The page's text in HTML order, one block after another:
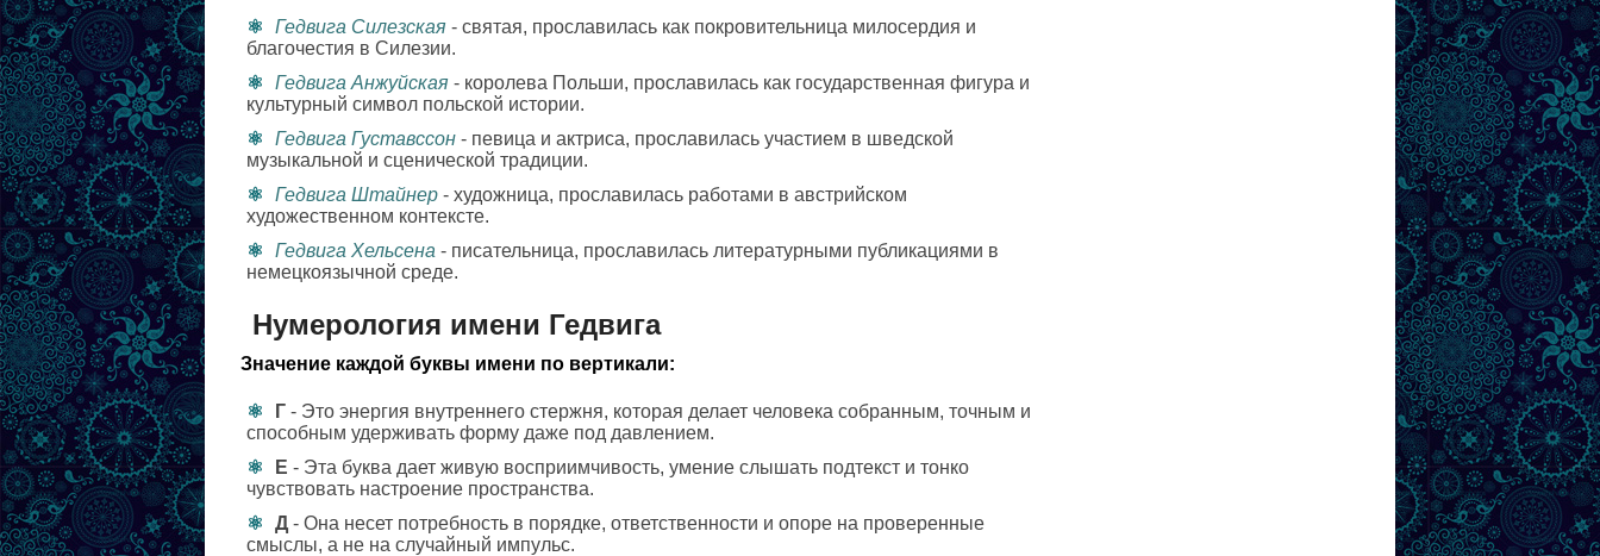
Гедвига Силезская - святая, прославилась как покровительница милосердия и
благочестия в Силезии.
Гедвига Анжуйская - королева Польши, прославилась как государственная фигура и
культурный символ польской истории.
Гедвига Густавссон - певица и актриса, прославилась участием в шведской
музыкальной и сценической традиции.
Гедвига Штайнер - художница, прославилась работами в австрийском
художественном контексте.
Гедвига Хельсена - писательница, прославилась литературными публикациями в
немецкоязычной среде.
Нумерология имени Гедвига
Значение каждой буквы имени по вертикали:
Г - Это энергия внутреннего стержня, которая делает человека собранным, точным и
способным удерживать форму даже под давлением.
Е - Эта буква дает живую восприимчивость, умение слышать подтекст и тонко
чувствовать настроение пространства.
Д - Она несет потребность в порядке, ответственности и опоре на проверенные
смыслы, а не на случайный импульс.